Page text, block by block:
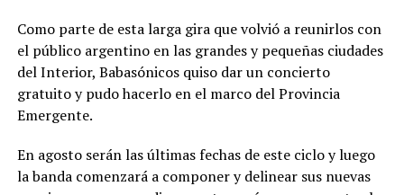
Como parte de esta larga gira que volvió a reunirlos con
el público argentino en las grandes y pequeñas ciudades
del Interior, Babasónicos quiso dar un concierto
gratuito y pudo hacerlo en el marco del Provincia
Emergente.
En agosto serán las últimas fechas de este ciclo y luego
la banda comenzará a componer y delinear sus nuevas